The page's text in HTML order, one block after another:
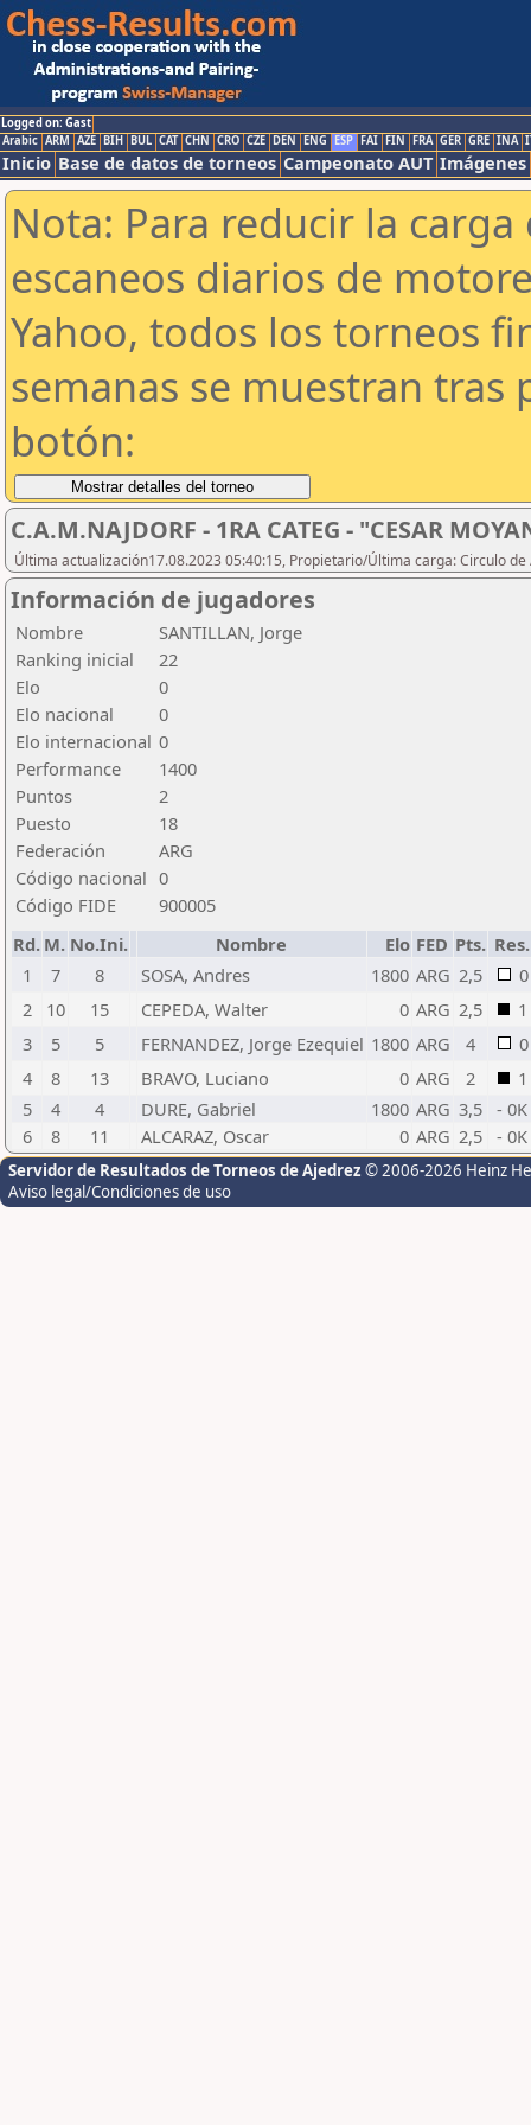
Logged on: Gast
Arabic ARM AZE BIH BUL CAT CHN CRO CZE DEN ENG ESP FAI FIN FRA GER GRE INA
Inicio Base de datos de torneos Campeonato AUT Imágenes
Nota: Para reducir la
escaneos diarios de
Yahoo, todos los torneos
semanas se muestran tras
botón:
C.A.M.NAJDORF - 1RA CATEG - "CESAR
Última actualización17.08.2023 05:40:15, Propietario/Última carga: Circulo
Información de jugadores
Nombre
SANTILLAN, Jorge
Ranking inicial
22
Elo
0
Elo nacional
0
Elo internacional 0
Performance
1400
Puntos
2
Puesto
18
Federación
ARG
Código nacional 0
Código FIDE
900005
Rd. M. No.Ini. Nombre Elo FED Pts. Res.
1
7 8 SOSA, Andres 1800 ARG 2,5
0
2
10 15 CEPEDA, Walter 0 ARG 2,5
1
3
5 5 FERNANDEZ, Jorge Ezequiel 1800 ARG 4
0
4
8 13 BRAVO, Luciano 0 ARG 2
1
5
4 4 DURE, Gabriel 1800 ARG 3,5
- 0K
6
8 11 ALCARAZ, Oscar 0 ARG 2,5 - 0K
Servidor de Resultados de Torneos de Ajedrez © 2006-2026 Heinz
Aviso legal/Condiciones de uso